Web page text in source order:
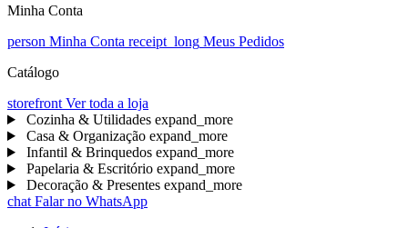
Minha Conta
person Minha Conta receipt_long Meus Pedidos
Catálogo
storefront Ver toda a loja
Cozinha & Utilidades expand_more
Casa & Organização expand_more
Infantil & Brinquedos expand_more
Papelaria & Escritório expand_more
Decoração & Presentes expand_more
chat Falar no WhatsApp